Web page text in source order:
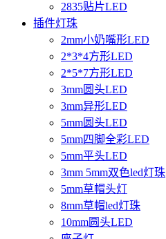
2835贴片LED
插件灯珠
2mm小奶嘴形LED
2*3*4方形LED
2*5*7方形LED
3mm圆头LED
3mm异形LED
5mm圆头LED
5mm四脚全彩LED
5mm平头LED
3mm 5mm双色led灯珠
5mm草帽头灯
8mm草帽led灯珠
10mm圆头LED